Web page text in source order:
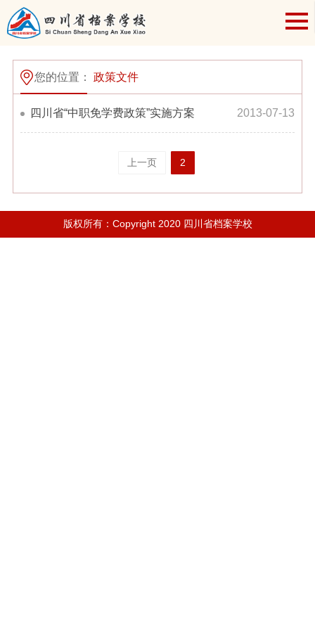
您的位置： 政策文件
四川省“中职免学费政策”实施方案 2013-07-13
上一页 2
版权所有：Copyright 2020 四川省档案学校